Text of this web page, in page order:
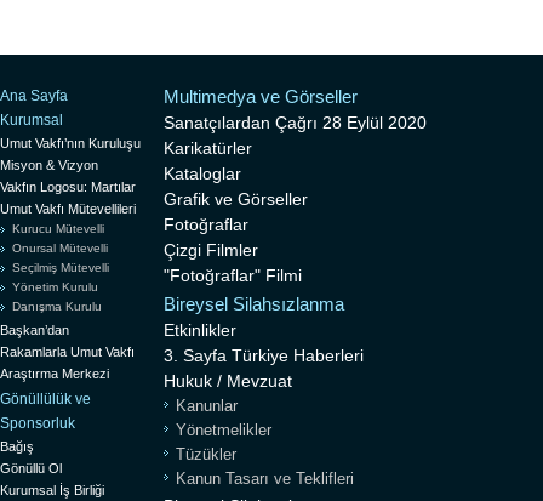
Ana Sayfa
Kurumsal
Umut Vakfı’nın Kuruluşu
Misyon & Vizyon
Vakfın Logosu: Martılar
Umut Vakfı Mütevellileri
Kurucu Mütevelli
Onursal Mütevelli
Seçilmiş Mütevelli
Yönetim Kurulu
Danışma Kurulu
Başkan’dan
Rakamlarla Umut Vakfı
Araştırma Merkezi
Gönüllülük ve
Sponsorluk
Bağış
Gönüllü Ol
Kurumsal İş Birliği
Multimedya ve Görseller
Sanatçılardan Çağrı 28 Eylül 2020
Karikatürler
Kataloglar
Grafik ve Görseller
Fotoğraflar
Çizgi Filmler
"Fotoğraflar" Filmi
Bireysel Silahsızlanma
Etkinlikler
3. Sayfa Türkiye Haberleri
Hukuk / Mevzuat
Kanunlar
Yönetmelikler
Tüzükler
Kanun Tasarı ve Teklifleri